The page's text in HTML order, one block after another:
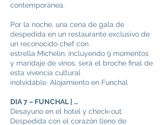
contemporánea.
Por la noche, una cena de gala de
despedida en un restaurante exclusivo de
un reconocido chef con
estrella Michelin, incluyendo 9 momentos
y maridaje de vinos, será el broche final de
esta vivencia cultural
inolvidable. Alojamiento en Funchal
DIA 7 – FUNCHAL | …
Desayuno en el hotel y check-out.
Despedida con el corazón lleno de